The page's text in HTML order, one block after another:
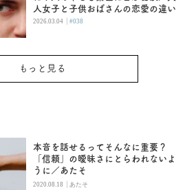
人女子と子供おばさんの恋愛の違い
2026.03.04 |#038
もっと見る
本音を話せるってそんなに重要？
「信頼」の曖昧さにとらわれないよ
うに／あたそ
2020.08.18 |あたそ